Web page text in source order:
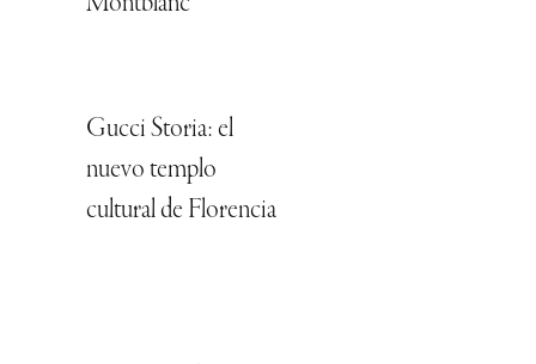
Gucci Storia: el
nuevo templo
cultural de Florencia